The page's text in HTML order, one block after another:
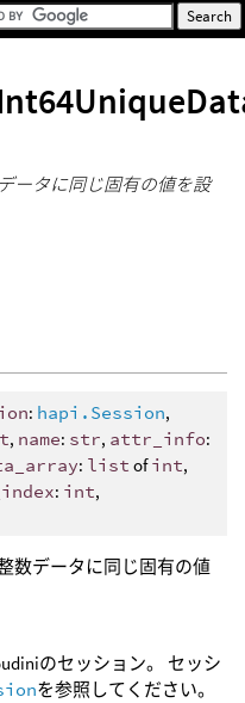
ータに同じ固有の値を設
: hapi.Session,
, name: str, attr_info:
: list ofint,
: int,
数データに同じ固有の値
のセッション。 セッシ
を参照してください。